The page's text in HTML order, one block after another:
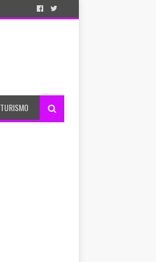
TURISMO